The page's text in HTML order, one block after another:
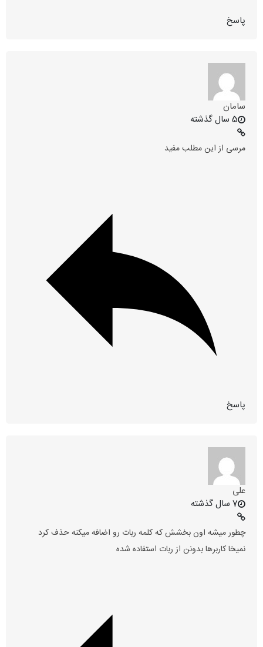
پاسخ
سامان
5 سال گذشته
مرسی از این مطلب مفید
پاسخ
علی
7 سال گذشته
چطور میشه اون بخشش که کلمه ربات رو اضافه میکنه حذف کرد
نمیخا کاربرها بدونن از ربات استفاده شده